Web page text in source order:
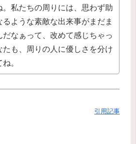
。私たちの周りには、思わず助
るような素敵な出来事がまだま
だなぁって、改めて感じちゃっ
たも、周りの人に優しさを分け
。
引用記事